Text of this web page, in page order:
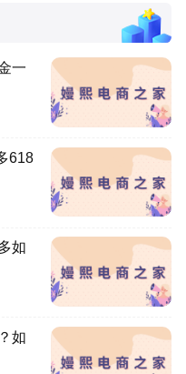
一
618
如
如